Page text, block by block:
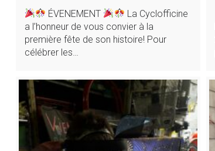
ÉVENEMENT
La Cyclofficine
a l’honneur de vous convier à la
première fête de son histoire! Pour
célébrer les…